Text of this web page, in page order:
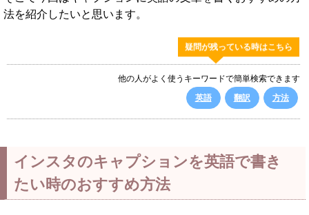
法を紹介したいと思います。
疑問が残っている時はこちら
他の人がよく使うキーワードで簡単検索できます
英語
翻訳 方法
インスタのキャプションを英語で書き
たい時のおすすめ方法